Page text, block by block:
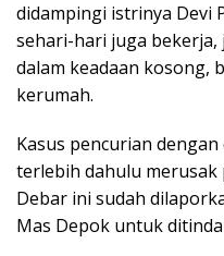
didampingi istrinya Devi
sehari-hari juga
dalam keadaan kosong,
kerumah.
Kasus pencurian
terlebih dahulu merusak
Debar ini sudah
Mas Depok untuk